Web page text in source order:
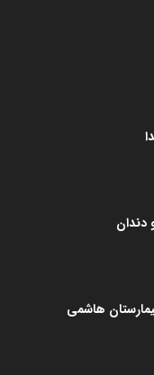
دندان
هاشمی